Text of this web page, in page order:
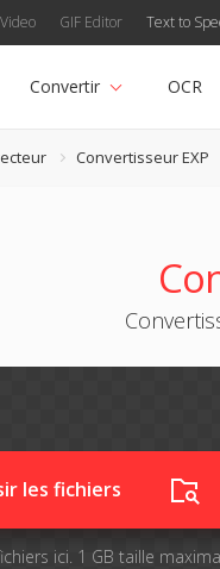
GIF Editor Text to
Convertir OCR
Convertisseur EXP
les fichiers
ici. 1 GB taille